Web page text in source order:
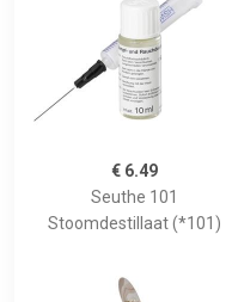
€ 6.49
Seuthe 101
Stoomdestillaat (*101)